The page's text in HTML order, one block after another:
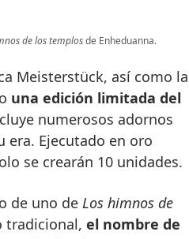
de los templosde Enheduanna.
Meisterstück, así como la
una edición limitada del
numerosos adornos
era. Ejecutado en oro
se crearán 10 unidades.
de uno de Los himnos de
tradicional, el nombre de